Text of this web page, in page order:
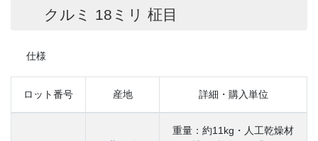
クルミ 18ミリ 柾目
仕様
ロット番号 産地 詳細・購入単位
重量：約11kg・人工乾燥材